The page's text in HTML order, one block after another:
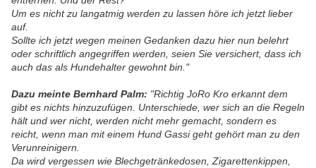
Um es nicht zu langatmig werden zu lassen höre ich jetzt lieber
auf.
Sollte ich jetzt wegen meinen Gedanken dazu hier nun belehrt
oder schriftlich angegriffen werden, seien Sie versichert, dass ich
auch das als Hundehalter gewohnt bin."
Dazu meinte Bernhard Palm: "Richtig JoRo Kro erkannt dem
gibt es nichts hinzuzufügen. Unterschiede, wer sich an die Regeln
hält und wer nicht, werden nicht mehr gemacht, sondern es
reicht, wenn man mit einem Hund Gassi geht gehört man zu den
Verunreinigern.
Da wird vergessen wie Blechgetränkedosen, Zigarettenkippen,